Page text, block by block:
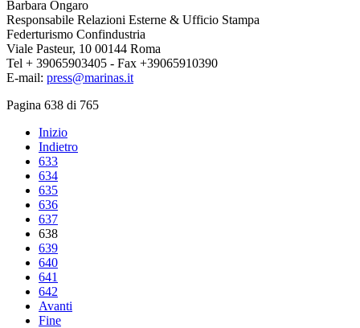
Barbara Ongaro
Responsabile Relazioni Esterne & Ufficio Stampa
Federturismo Confindustria
Viale Pasteur, 10 00144 Roma
Tel + 39065903405 - Fax +39065910390
E-mail: press@marinas.it
Pagina 638 di 765
Inizio
Indietro
633
634
635
636
637
638
639
640
641
642
Avanti
Fine